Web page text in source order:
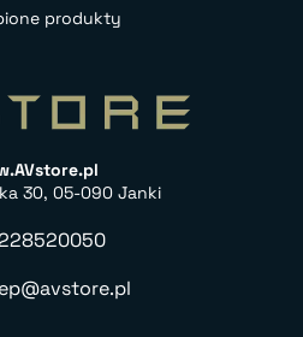
produkty
30, 05-090 Janki